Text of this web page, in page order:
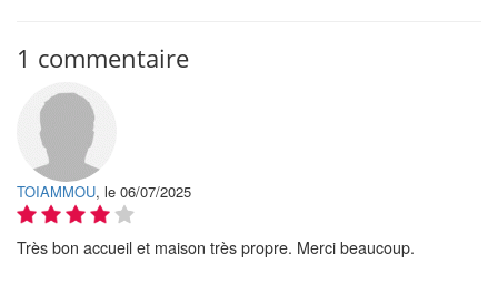
1 commentaire
TOIAMMOU, le 06/07/2025
Très bon accueil et maison très propre. Merci beaucoup.